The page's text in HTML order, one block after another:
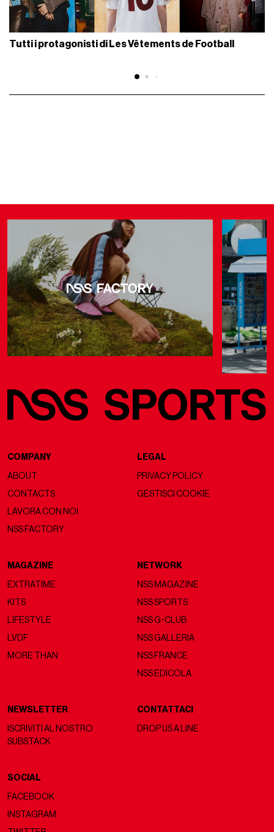
Tutti i protagonisti di Les Vêtements de Football
COMPANY
ABOUT
CONTACTS
LAVORA CON NOI
NSS FACTORY
LEGAL
PRIVACY POLICY
GESTISCI COOKIE
MAGAZINE
EXTRATIME
KITS
LIFESTYLE
LVDF
MORE THAN
NETWORK
NSS MAGAZINE
NSS SPORTS
NSS G-CLUB
NSS GALLERIA
NSS FRANCE
NSS EDICOLA
NEWSLETTER
ISCRIVITI AL NOSTRO
SUBSTACK
CONTATTACI
DROP US A LINE
SOCIAL
FACEBOOK
INSTAGRAM